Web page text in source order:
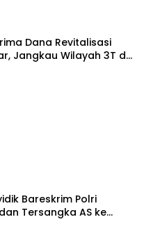
Dana Revitalisasi
Jangkau Wilayah 3T di
Bareskrim Polri
Tersangka AS ke